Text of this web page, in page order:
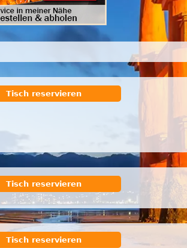
Tisch reservieren
Tisch reservieren
Tisch reservieren